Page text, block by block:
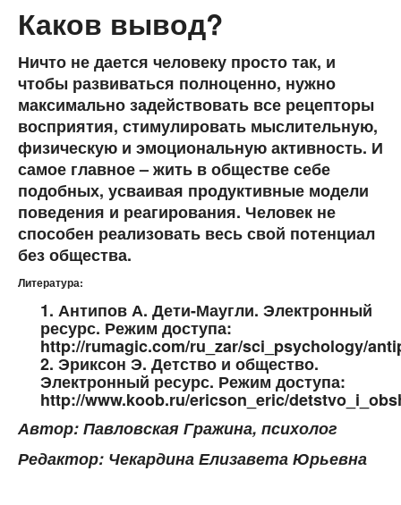
Каков вывод?
Ничто не дается человеку просто так, и
чтобы развиваться полноценно, нужно
максимально задействовать все рецепторы
восприятия, стимулировать мыслительную,
физическую и эмоциональную активность. И
самое главное – жить в обществе себе
подобных, усваивая продуктивные модели
поведения и реагирования. Человек не
способен реализовать весь свой потенциал
без общества.
Литература:
1. Антипов А. Дети-Маугли. Электронный
ресурс. Режим доступа:
http://rumagic.com/ru_zar/sci_psychology/
2. Эриксон Э. Детство и общество.
Электронный ресурс. Режим доступа:
http://www.koob.ru/ericson_eric/
Автор: Павловская Гражина, психолог
Редактор: Чекардина Елизавета Юрьевна